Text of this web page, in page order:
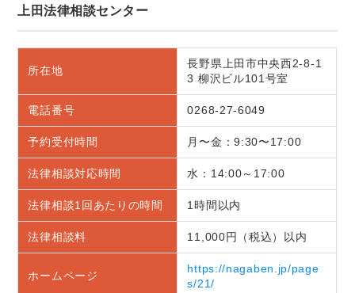
上田法律相談センター
所在地
長野県上田市中央西2-8-1
3 柳沢ビル101号室
電話番号 0268-27-6049
予約受付時間 月〜金：9:30〜17:00
法律相談対応時間 水：14:00～17:00
法律相談1回あたりの時間 1時間以内
法律相談料 11,000円（税込）以内
ホームページ
https://nagaben.jp/page
s/21/